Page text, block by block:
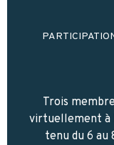
Trois
virtuellement à
tenu du 6 au